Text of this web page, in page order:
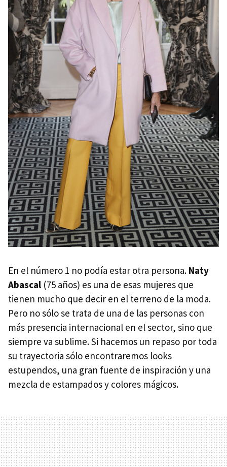
En el número 1 no podía estar otra persona. Naty
Abascal (75 años) es una de esas mujeres que
tienen mucho que decir en el terreno de la moda.
Pero no sólo se trata de una de las personas con
más presencia internacional en el sector, sino que
siempre va sublime. Si hacemos un repaso por toda
su trayectoria sólo encontraremos looks
estupendos, una gran fuente de inspiración y una
mezcla de estampados y colores mágicos.